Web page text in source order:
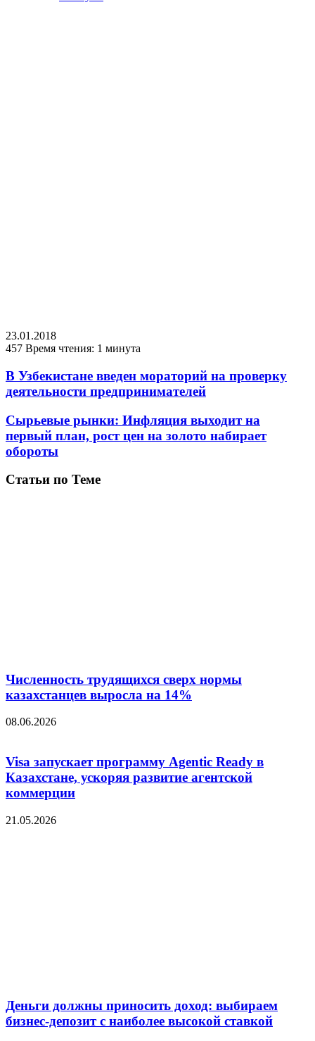
23.01.2018
457 Время чтения: 1 минута
В Узбекистане введен мораторий на проверку
деятельности предпринимателей
Сырьевые рынки: Инфляция выходит на
первый план, рост цен на золото набирает
обороты
Статьи по Теме
Численность трудящихся сверх нормы
казахстанцев выросла на 14%
08.06.2026
Visa запускает программу Agentic Ready в
Казахстане, ускоряя развитие агентской
коммерции
21.05.2026
Деньги должны приносить доход: выбираем
бизнес-депозит с наиболее высокой ставкой